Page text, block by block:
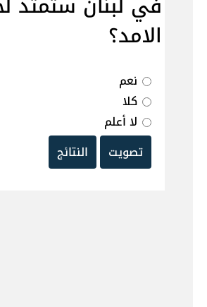
الامد؟
نعم
كلا
لا أعلم
تصويت
النتائج